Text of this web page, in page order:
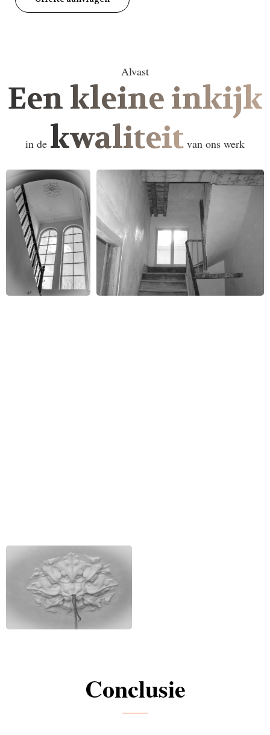
Alvast
Een kleine inkijk
in de kwaliteit van ons werk
Conclusie